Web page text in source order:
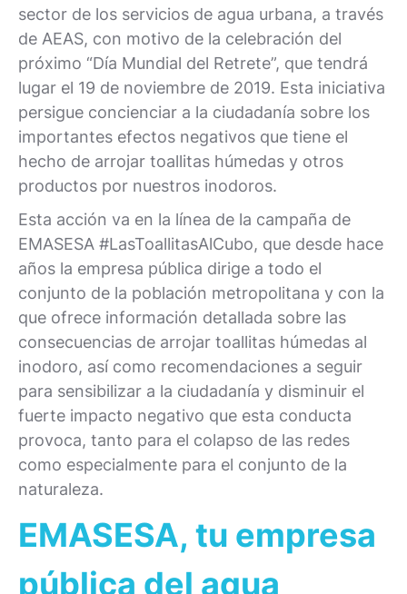
sector de los servicios de agua urbana, a través
de AEAS, con motivo de la celebración del
próximo “Día Mundial del Retrete”, que tendrá
lugar el 19 de noviembre de 2019. Esta iniciativa
persigue concienciar a la ciudadanía sobre los
importantes efectos negativos que tiene el
hecho de arrojar toallitas húmedas y otros
productos por nuestros inodoros.
Esta acción va en la línea de la campaña de
EMASESA #LasToallitasAlCubo, que desde hace
años la empresa pública dirige a todo el
conjunto de la población metropolitana y con la
que ofrece información detallada sobre las
consecuencias de arrojar toallitas húmedas al
inodoro, así como recomendaciones a seguir
para sensibilizar a la ciudadanía y disminuir el
fuerte impacto negativo que esta conducta
provoca, tanto para el colapso de las redes
como especialmente para el conjunto de la
naturaleza.
EMASESA, tu empresa
pública del agua